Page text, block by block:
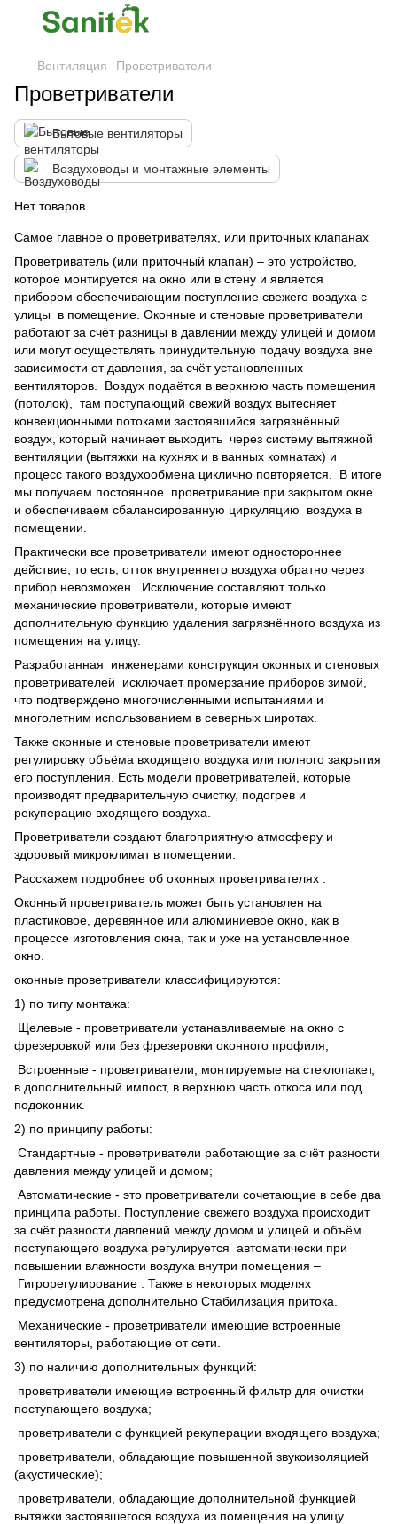
Вентиляция Проветриватели
Проветриватели
Бытовые вентиляторы
Воздуховоды и монтажные элементы
Нет товаров
Самое главное о проветривателях, или приточных клапанах
Проветриватель (или приточный клапан) – это устройство,
которое монтируется на окно или в стену и является
прибором обеспечивающим поступление свежего воздуха с
улицы в помещение. Оконные и стеновые проветриватели
работают за счёт разницы в давлении между улицей и домом
или могут осуществлять принудительную подачу воздуха вне
зависимости от давления, за счёт установленных
вентиляторов. Воздух подаётся в верхнюю часть помещения
(потолок), там поступающий свежий воздух вытесняет
конвекционными потоками застоявшийся загрязнённый
воздух, который начинает выходить через систему вытяжной
вентиляции (вытяжки на кухнях и в ванных комнатах) и
процесс такого воздухообмена циклично повторяется. В итоге
мы получаем постоянное проветривание при закрытом окне
и обеспечиваем сбалансированную циркуляцию воздуха в
помещении.
Практически все проветриватели имеют одностороннее
действие, то есть, отток внутреннего воздуха обратно через
прибор невозможен. Исключение составляют только
механические проветриватели, которые имеют
дополнительную функцию удаления загрязнённого воздуха из
помещения на улицу.
Разработанная инженерами конструкция оконных и стеновых
проветривателей исключает промерзание приборов зимой,
что подтверждено многочисленными испытаниями и
многолетним использованием в северных широтах.
Также оконные и стеновые проветриватели имеют
регулировку объёма входящего воздуха или полного закрытия
его поступления. Есть модели проветривателей, которые
производят предварительную очистку, подогрев и
рекуперацию входящего воздуха.
Проветриватели создают благоприятную атмосферу и
здоровый микроклимат в помещении.
Расскажем подробнее об оконных проветривателях .
Оконный проветриватель может быть установлен на
пластиковое, деревянное или алюминиевое окно, как в
процессе изготовления окна, так и уже на установленное
окно.
оконные проветриватели классифицируются:
1) по типу монтажа:
Щелевые - проветриватели устанавливаемые на окно с
фрезеровкой или без фрезеровки оконного профиля;
Встроенные - проветриватели, монтируемые на стеклопакет,
в дополнительный импост, в верхнюю часть откоса или под
подоконник.
2) по принципу работы:
Стандартные - проветриватели работающие за счёт разности
давления между улицей и домом;
Автоматические - это проветриватели сочетающие в себе два
принципа работы. Поступление свежего воздуха происходит
за счёт разности давлений между домом и улицей и объём
поступающего воздуха регулируется автоматически при
повышении влажности воздуха внутри помещения –
Гигрорегулирование . Также в некоторых моделях
предусмотрена дополнительно Стабилизация притока.
Механические - проветриватели имеющие встроенные
вентиляторы, работающие от сети.
3) по наличию дополнительных функций:
проветриватели имеющие встроенный фильтр для очистки
поступающего воздуха;
проветриватели с функцией рекуперации входящего воздуха;
проветриватели, обладающие повышенной звукоизоляцией
(акустические);
проветриватели, обладающие дополнительной функцией
вытяжки застоявшегося воздуха из помещения на улицу.